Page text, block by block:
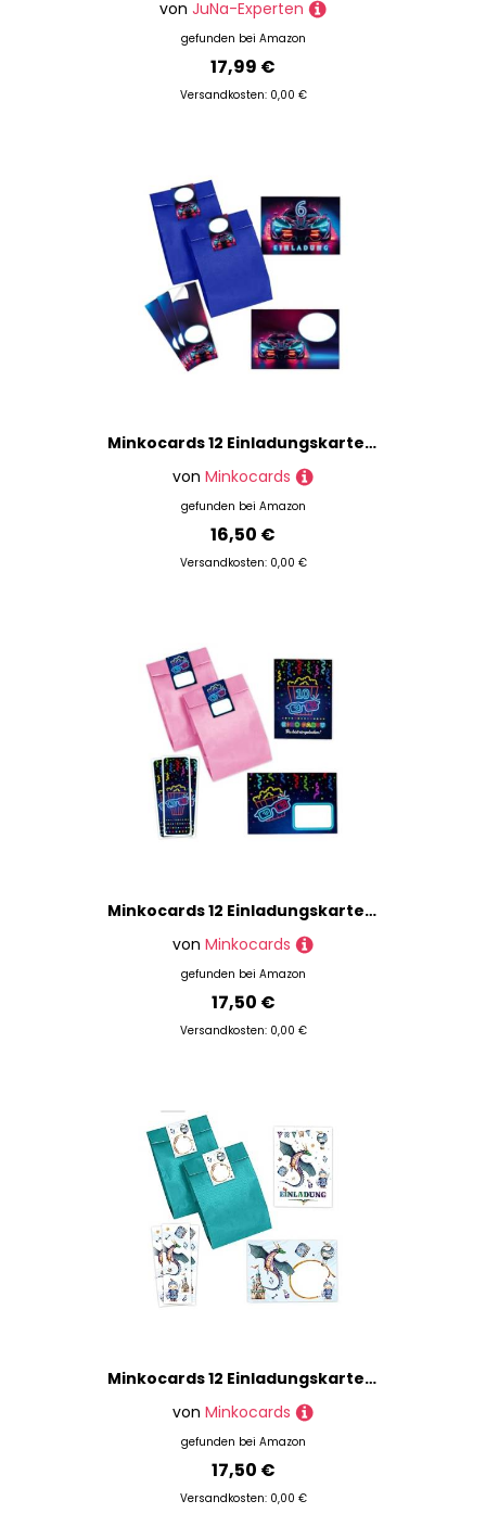
von JuNa-Experten
gefunden bei Amazon
17,99 €
Versandkosten: 0,00 €
Minkocards 12 Einladungskarten zum 6. Kindergeburtstag Junge Auto Rennauto Einladungen sechste Jungsgeburtstag Rennwagen incl. 12 Umschläge, 12 Partytüten/blau, 12 Aufkleber
von Minkocards
gefunden bei Amazon
16,50 €
Versandkosten: 0,00 €
Minkocards 12 Einladungskarten zum 10. Kindergeburtstag Kino Mädchen Einladungen zehnte Geburtstag incl. 12 Umschläge, 12 Partytüten/rosa, 12 Aufkleber, 12 Lesezeichen Einladungsset
von Minkocards
gefunden bei Amazon
17,50 €
Versandkosten: 0,00 €
Minkocards 12 Einladungskarten zum Kindergeburtstag Junge Ritter incl. 12 Umschläge, 12 Partytüten/petrol, 12 Aufkleber, 12 Lesezeichen Einladungsset
von Minkocards
gefunden bei Amazon
17,50 €
Versandkosten: 0,00 €